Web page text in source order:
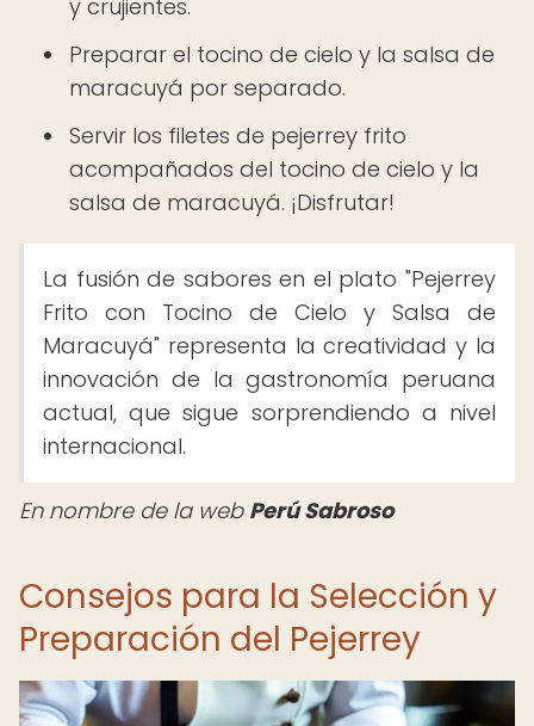
y crujientes.
Preparar el tocino de cielo y la salsa de
maracuyá por separado.
Servir los filetes de pejerrey frito
acompañados del tocino de cielo y la
salsa de maracuyá. ¡Disfrutar!
La fusión de sabores en el plato "Pejerrey
Frito con Tocino de Cielo y Salsa de
Maracuyá" representa la creatividad y la
innovación de la gastronomía peruana
actual, que sigue sorprendiendo a nivel
internacional.
En nombre de la web Perú Sabroso
Consejos para la Selección y
Preparación del Pejerrey